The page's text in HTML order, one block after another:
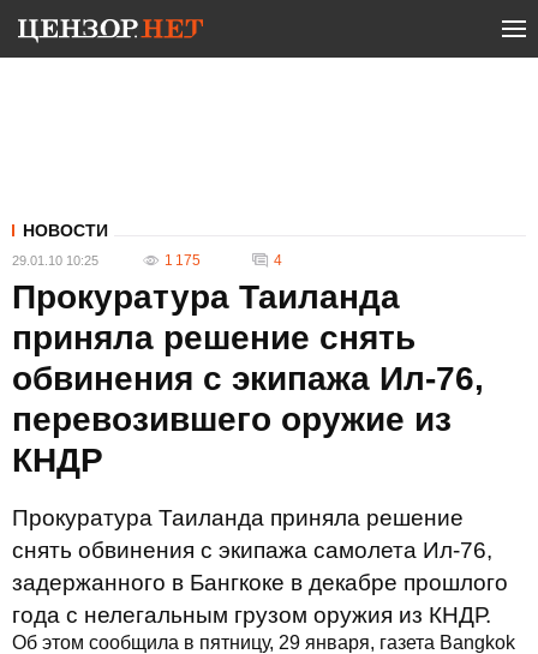
НОВОСТИ
29.01.10 10:25 1 175 4
Прокуратура Таиланда
приняла решение снять
обвинения с экипажа Ил-76,
перевозившего оружие из
КНДР
Прокуратура Таиланда приняла решение
снять обвинения с экипажа самолета Ил-76,
задержанного в Бангкоке в декабре прошлого
года с нелегальным грузом оружия из КНДР.
Об этом сообщила в пятницу, 29 января, газета Bangkok